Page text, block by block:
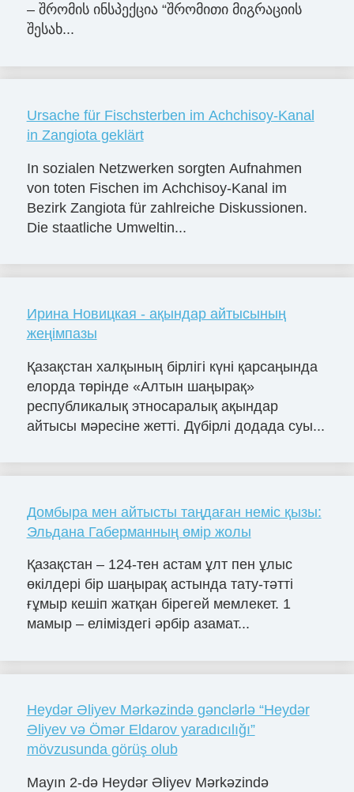
– შრომის ინსპექცია “შრომითი მიგრაციის
შესახ...
Ursache für Fischsterben im Achchisoy-Kanal
in Zangiota geklärt
In sozialen Netzwerken sorgten Aufnahmen
von toten Fischen im Achchisoy-Kanal im
Bezirk Zangiota für zahlreiche Diskussionen.
Die staatliche Umweltin...
Ирина Новицкая - ақындар айтысының
жеңімпазы
Қазақстан халқының бірлігі күні қарсаңында
елорда төрінде «Алтын шаңырақ»
республикалық этносаралық ақындар
айтысы мәресіне жетті. Дүбірлі додада суы...
Домбыра мен айтысты таңдаған неміс қызы:
Эльдана Габерманның өмір жолы
Қазақстан – 124-тен астам ұлт пен ұлыс
өкілдері бір шаңырақ астында тату-тәтті
ғұмыр кешіп жатқан бірегей мемлекет. 1
мамыр – еліміздегі әрбір азамат...
Heydər Əliyev Mərkəzində gənclərlə “Heydər
Əliyev və Ömər Eldarov yaradıcılığı”
mövzusunda görüş olub
Mayın 2-də Heydər Əliyev Mərkəzində